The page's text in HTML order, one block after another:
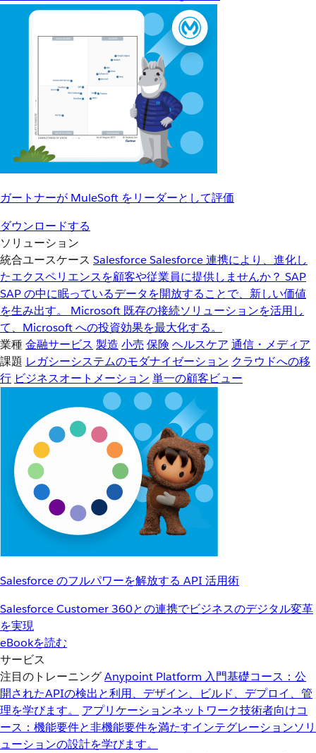
ガートナーが MuleSoft をリーダーとして評価
ダウンロードする
ソリューション
統合ユースケース SalesforceSalesforce 連携により、進化し
たエクスペリエンスを顧客や従業員に提供しませんか？ SAP
SAP の中に眠っているデータを開放することで、新しい価値
を生み出す。
Microsoft 既存の接続ソリューションを活用し
て、Microsoft への投資効果を最大化する。
業種金融サービス 製造 小売 保険 ヘルスケア 通信・メディア
課題 レガシーシステムのモダナイゼーション クラウドへの移
行 ビジネスオートメーション 単一の顧客ビュー
Salesforce のフルパワーを解放する API 活用術
Salesforce Customer 360との連携でビジネスのデジタル変革
を実現
eBookを読む
サービス
注目のトレーニングAnypoint Platform 入門基礎コース：公
開されたAPIの検出と利用、デザイン、ビルド、デプロイ、管
理を学びます。
アプリケーションネットワーク技術者向けコ
ース：機能要件と非機能要件を満たすインテグレーションソリ
ューションの設計を学びます。